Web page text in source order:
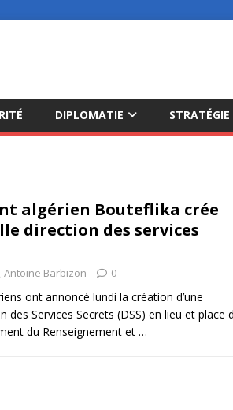
DIPLOMATIE STRATÉGIE
algérien Bouteflika crée
direction des services
Antoine Barbizon 0
ont annoncé lundi la création d’une
des Services Secrets (DSS) en lieu et place
du Renseignement et …